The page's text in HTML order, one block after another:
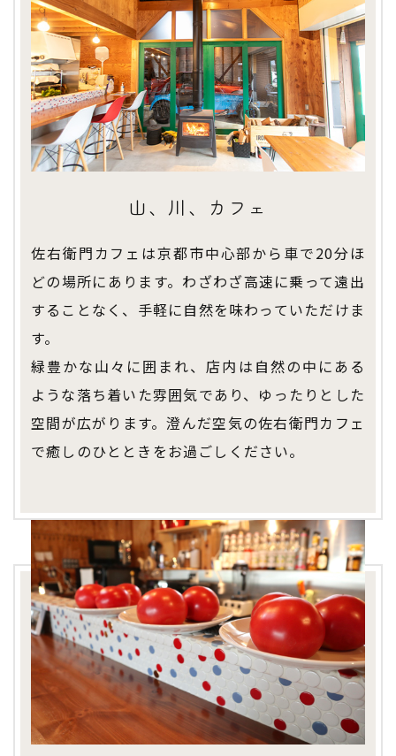
山、川、カフェ
佐右衛門カフェは京都市中心部から車で20分ほ
どの場所にあります。わざわざ高速に乗って遠出
することなく、手軽に自然を味わっていただけま
す。
緑豊かな山々に囲まれ、店内は自然の中にある
ような落ち着いた雰囲気であり、ゆったりとした
空間が広がります。澄んだ空気の佐右衛門カフェ
で癒しのひとときをお過ごしください。